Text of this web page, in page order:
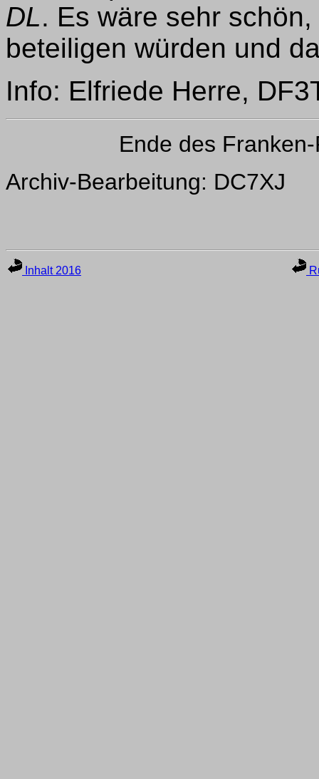
DL. Es wäre sehr
beteiligen würden und
Info: Elfriede Herre,
Ende des
Archiv-Bearbeitung: DC7XJ
Inhalt 2016